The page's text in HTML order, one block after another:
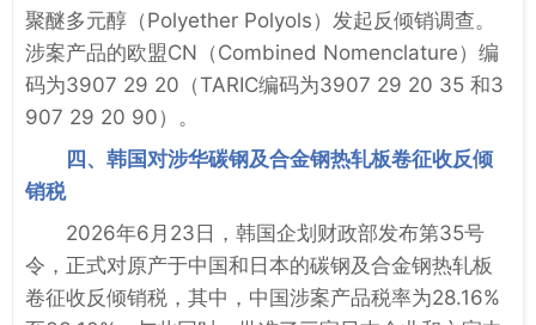
聚醚多元醇（Polyether Polyols）发起反倾销调查。
涉案产品的欧盟CN（Combined Nomenclature）编
码为3907 29 20（TARIC编码为3907 29 20 35 和3
907 29 20 90）。
四、韩国对涉华碳钢及合金钢热轧板卷征收反倾
销税
2026年6月23日，韩国企划财政部发布第35号
令，正式对原产于中国和日本的碳钢及合金钢热轧板
卷征收反倾销税，其中，中国涉案产品税率为28.16%